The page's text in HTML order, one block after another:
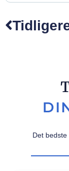
Det bedste